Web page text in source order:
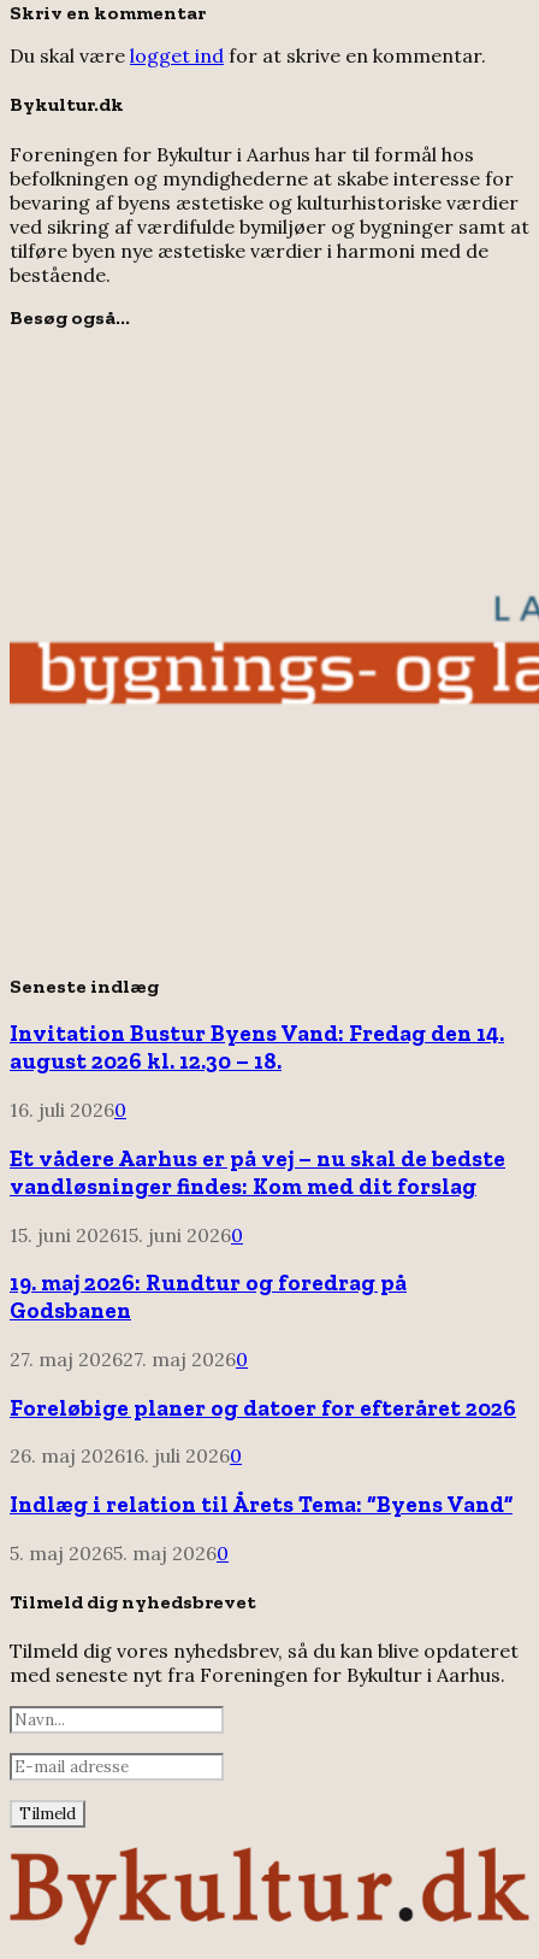
Skriv en kommentar
Du skal være logget ind for at skrive en kommentar.
Bykultur.dk
Foreningen for Bykultur i Aarhus har til formål hos
befolkningen og myndighederne at skabe interesse for
bevaring af byens æstetiske og kulturhistoriske værdier
ved sikring af værdifulde bymiljøer og bygninger samt at
tilføre byen nye æstetiske værdier i harmoni med de
bestående.
Besøg også...
Seneste indlæg
Invitation Bustur Byens Vand: Fredag den 14.
august 2026 kl. 12.30 – 18.
16. juli 20260
Et vådere Aarhus er på vej – nu skal de bedste
vandløsninger findes: Kom med dit forslag
15. juni 202615. juni 20260
19. maj 2026: Rundtur og foredrag på
Godsbanen
27. maj 202627. maj 20260
Foreløbige planer og datoer for efteråret 2026
26. maj 202616. juli 20260
Indlæg i relation til Årets Tema: “Byens Vand”
5. maj 20265. maj 20260
Tilmeld dig nyhedsbrevet
Tilmeld dig vores nyhedsbrev, så du kan blive opdateret
med seneste nyt fra Foreningen for Bykultur i Aarhus.